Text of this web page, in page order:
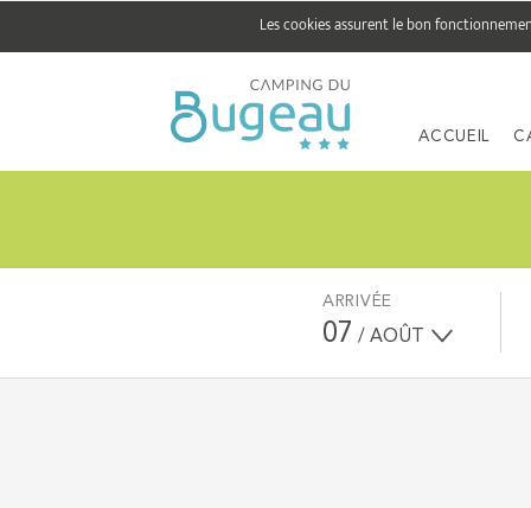
Les cookies assurent le bon
ACCUEIL
ARRIVÉE
07 / AOÛT